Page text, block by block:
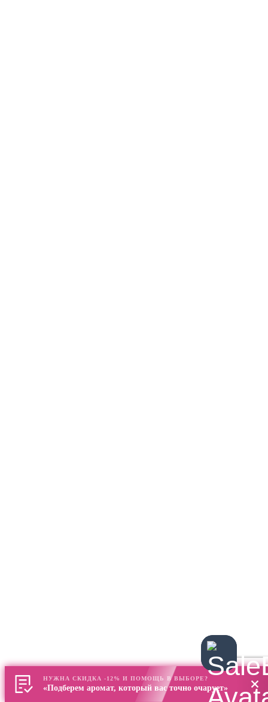
НУЖНА СКИДКА -12% И ПОМОЩЬ В ВЫБОРЕ?
«Подберем аромат, который вас точно очарует»